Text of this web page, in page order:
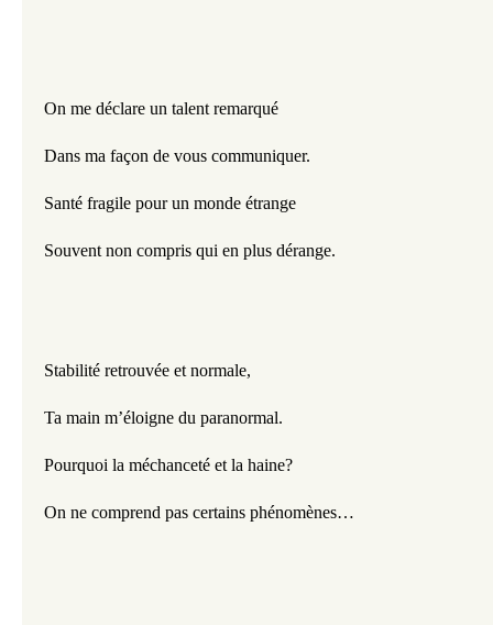
On me déclare un talent remarqué
Dans ma façon de vous communiquer.
Santé fragile pour un monde étrange
Souvent non compris qui en plus dérange.
Stabilité retrouvée et normale,
Ta main m’éloigne du paranormal.
Pourquoi la méchanceté et la haine?
On ne comprend pas certains phénomènes…